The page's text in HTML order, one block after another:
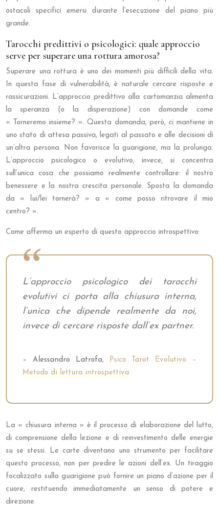
ostacoli specifici emersi durante l’esecuzione del piano più
grande.
Tarocchi predittivi o psicologici: quale approccio
serve per superare una rottura amorosa?
Superare una rottura è uno dei momenti più difficili della vita.
In questa fase di vulnerabilità, è naturale cercare risposte e
rassicurazioni. L’approccio predittivo alla cartomanzia alimenta
la speranza (o la disperazione) con domande come
« Torneremo insieme? ». Questa domanda, però, ci mantiene in
uno stato di attesa passiva, legati al passato e alle decisioni di
un’altra persona. Non favorisce la guarigione, ma la prolunga.
L’approccio psicologico o evolutivo, invece, si concentra
sull’unica cosa che possiamo realmente controllare: il nostro
benessere e la nostra crescita personale. Sposta la domanda
da « lui/lei tornerà? » a « come posso ritrovare il mio
centro? ».
Come afferma un esperto di questo approccio introspettivo:
L’approccio psicologico dei tarocchi
evolutivi ci porta alla chiusura interna,
l’unica che dipende realmente da noi,
invece di cercare risposte dall’ex partner.
– Alessandro Latrofa,
Psico Tarot Evolutivo –
Metodo di lettura introspettiva
La « chiusura interna » è il processo di elaborazione del lutto,
di comprensione della lezione e di reinvestimento delle energie
su se stessi. Le carte diventano uno strumento per facilitare
questo processo, non per predire le azioni dell’ex. Un tiraggio
focalizzato sulla guarigione può fornire un piano d’azione per il
cuore, restituendo immediatamente un senso di potere e
direzione.